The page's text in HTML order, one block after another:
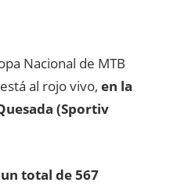
Nacional de MTB
al rojo vivo, en la
(Sportiv
total de 567